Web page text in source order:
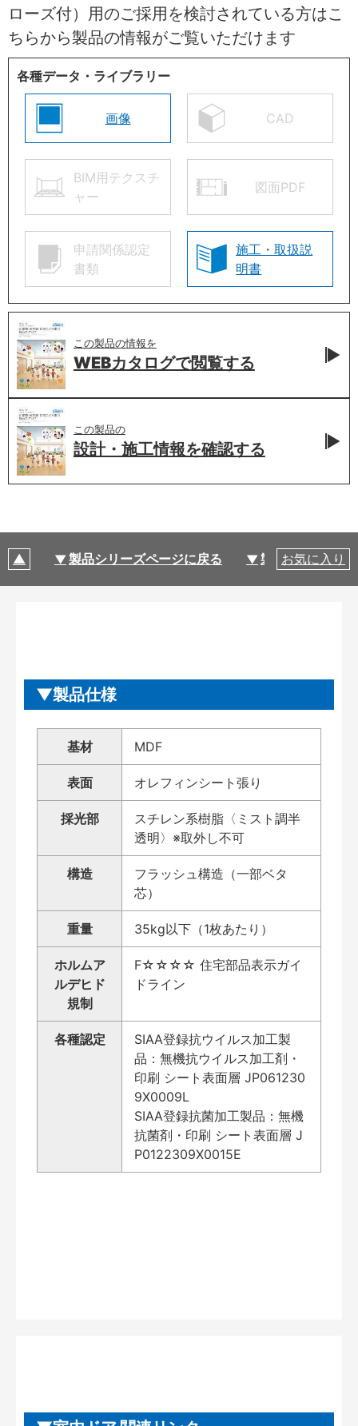
ローズ付）用のご採用を検討されている方はこ
ちらから製品の情報がご覧いただけます
各種データ・ライブラリー
画像 CAD
BIM用テクスチ
ャー
図面PDF
申請関係認定
書類
施工・取扱説
明書
この製品の情報を
WEBカタログで閲覧する
この製品の
設計・施工情報を確認する
製品シリーズページに戻る 製品仕様
お気に入り
製品仕様
基材 MDF
表面 オレフィンシート張り
採光部
スチレン系樹脂〈ミスト調半
透明〉※取外し不可
構造
フラッシュ構造（一部ベタ
芯）
重量 35kg以下（1枚あたり）
ホルムア
ルデヒド
規制
F☆☆☆☆ 住宅部品表示ガイ
ドライン
各種認定
SIAA登録抗ウイルス加工製
品：無機抗ウイルス加工剤・
印刷 シート表面層 JP061230
9X0009L
SIAA登録抗菌加工製品：無機
抗菌剤・印刷 シート表面層 J
P0122309X0015E